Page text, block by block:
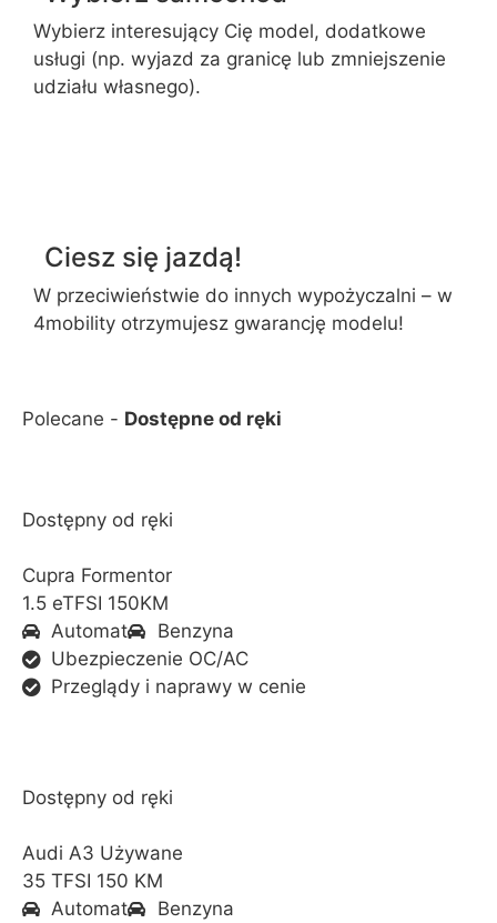
Wybierz interesujący Cię model, dodatkowe
usługi (np. wyjazd za granicę lub zmniejszenie
udziału własnego).
Ciesz się jazdą!
W przeciwieństwie do innych wypożyczalni – w
4mobility otrzymujesz gwarancję modelu!
Polecane - Dostępne od ręki
Dostępny od ręki
Cupra Formentor
1.5 eTFSI 150KM
Automat
Benzyna
Ubezpieczenie OC/AC
Przeglądy i naprawy w cenie
Dostępny od ręki
Audi A3 Używane
35 TFSI 150 KM
Automat
Benzyna